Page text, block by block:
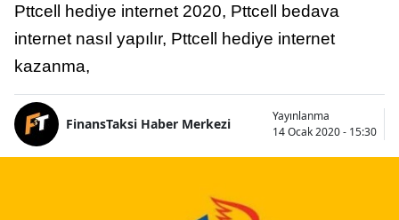
Pttcell hediye internet 2020, Pttcell bedava
internet nasıl yapılır, Pttcell hediye internet
kazanma,
FinansTaksi Haber Merkezi
Yayınlanma
14 Ocak 2020 - 15:30